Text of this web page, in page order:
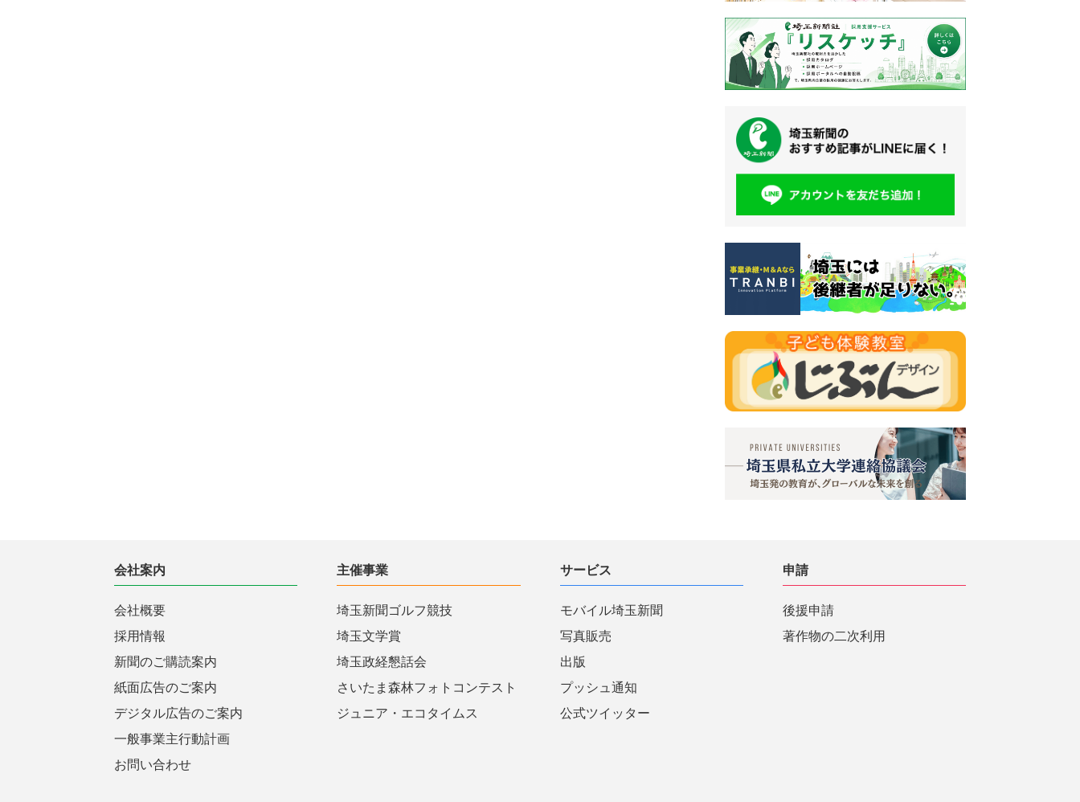
会社案内
会社概要
採用情報
新聞のご購読案内
紙面広告のご案内
デジタル広告のご案内
一般事業主行動計画
お問い合わせ
主催事業
埼玉新聞ゴルフ競技
埼玉文学賞
埼玉政経懇話会
さいたま森林フォトコンテスト
ジュニア・エコタイムス
サービス
モバイル埼玉新聞
写真販売
出版
プッシュ通知
公式ツイッター
申請
後援申請
著作物の二次利用